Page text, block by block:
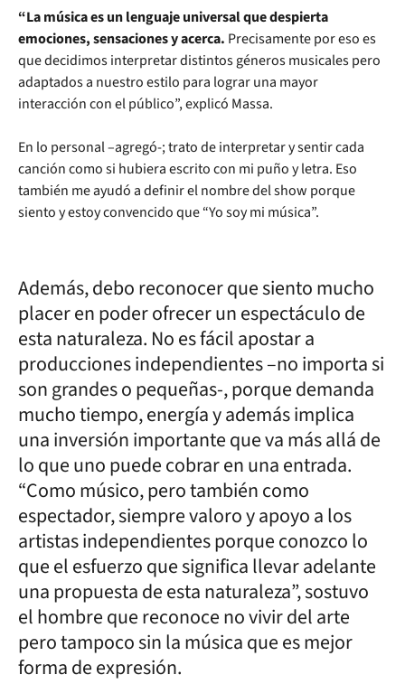
“La música es un lenguaje universal que despierta
emociones, sensaciones y acerca. Precisamente por eso es
que decidimos interpretar distintos géneros musicales pero
adaptados a nuestro estilo para lograr una mayor
interacción con el público”, explicó Massa.
En lo personal –agregó-; trato de interpretar y sentir cada
canción como si hubiera escrito con mi puño y letra. Eso
también me ayudó a definir el nombre del show porque
siento y estoy convencido que “Yo soy mi música”.
Además, debo reconocer que siento mucho
placer en poder ofrecer un espectáculo de
esta naturaleza. No es fácil apostar a
producciones independientes –no importa si
son grandes o pequeñas-, porque demanda
mucho tiempo, energía y además implica
una inversión importante que va más allá de
lo que uno puede cobrar en una entrada.
“Como músico, pero también como
espectador, siempre valoro y apoyo a los
artistas independientes porque conozco lo
que el esfuerzo que significa llevar adelante
una propuesta de esta naturaleza”, sostuvo
el hombre que reconoce no vivir del arte
pero tampoco sin la música que es mejor
forma de expresión.